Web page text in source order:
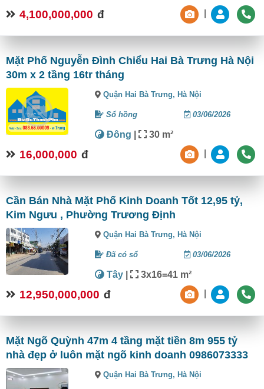
4,100,000,000 đ
Mặt Phố Nguyễn Đình Chiểu Hai Bà Trưng Hà Nội
30m x 2 tầng 16tr tháng
Quận Hai Bà Trưng,Hà Nội
Sổ hồng 03/06/2026
Đông | 30 m²
16,000,000 đ
Cần Bán Nhà Mặt Phố Kinh Doanh Tốt 12,95 tỷ,
Kim Ngưu , Phường Trương Định
Quận Hai Bà Trưng,Hà Nội
Đã có sổ 03/06/2026
Tây | 3x16=41 m²
12,950,000,000 đ
Mặt Ngõ Quỳnh 47m 4 tầng mặt tiền 8m 955 tỷ
nhà đẹp ở luôn mặt ngõ kinh doanh 0986073333
Quận Hai Bà Trưng,Hà Nội